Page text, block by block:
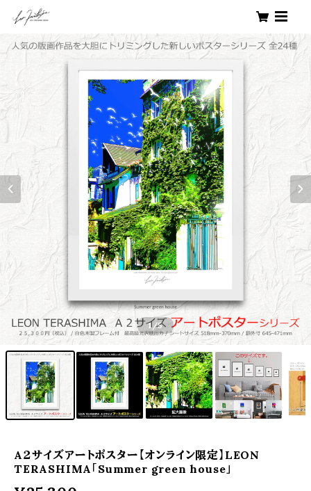
1/5
A２サイズアートポスター【オンライン限定】LEON
TERASHIMA「Summer green house」